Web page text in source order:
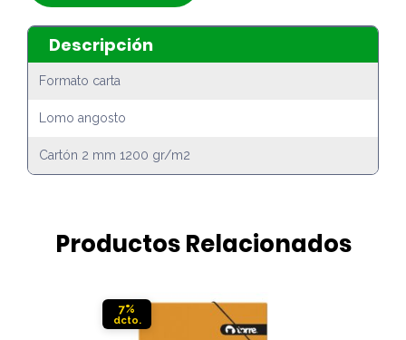
Descripción
Formato carta
Lomo angosto
Cartón 2 mm 1200 gr/m2
Productos Relacionados
7%